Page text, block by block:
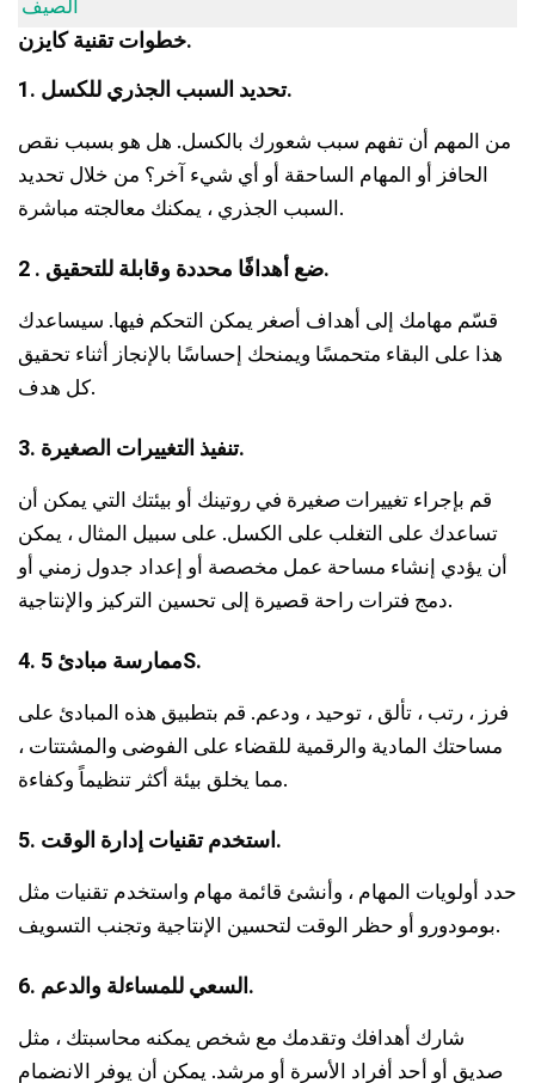
الصيف
خطوات تقنية كايزن.
1. تحديد السبب الجذري للكسل.
من المهم أن تفهم سبب شعورك بالكسل. هل هو بسبب نقص
الحافز أو المهام الساحقة أو أي شيء آخر؟ من خلال تحديد
السبب الجذري ، يمكنك معالجته مباشرة.
2 . ضع أهدافًا محددة وقابلة للتحقيق.
قسّم مهامك إلى أهداف أصغر يمكن التحكم فيها. سيساعدك
هذا على البقاء متحمسًا ويمنحك إحساسًا بالإنجاز أثناء تحقيق
كل هدف.
3. تنفيذ التغييرات الصغيرة.
قم بإجراء تغييرات صغيرة في روتينك أو بيئتك التي يمكن أن
تساعدك على التغلب على الكسل. على سبيل المثال ، يمكن
أن يؤدي إنشاء مساحة عمل مخصصة أو إعداد جدول زمني أو
دمج فترات راحة قصيرة إلى تحسين التركيز والإنتاجية.
4. ممارسة مبادئ 5S.
فرز ، رتب ، تألق ، توحيد ، ودعم. قم بتطبيق هذه المبادئ على
مساحتك المادية والرقمية للقضاء على الفوضى والمشتتات ،
مما يخلق بيئة أكثر تنظيماً وكفاءة.
5. استخدم تقنيات إدارة الوقت.
حدد أولويات المهام ، وأنشئ قائمة مهام واستخدم تقنيات مثل
بومودورو أو حظر الوقت لتحسين الإنتاجية وتجنب التسويف.
6. السعي للمساءلة والدعم.
شارك أهدافك وتقدمك مع شخص يمكنه محاسبتك ، مثل
صديق أو أحد أفراد الأسرة أو مرشد. يمكن أن يوفر الانضمام